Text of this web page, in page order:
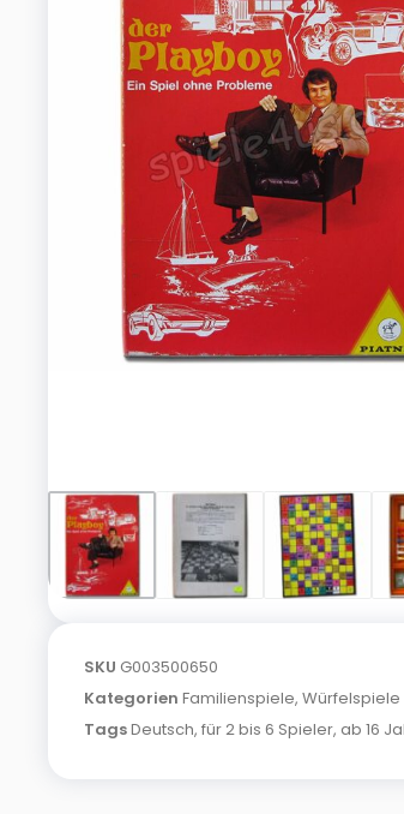
SKU G003500650
Kategorien Familienspiele, Würfelspiele
TagsDeutsch, für 2 bis 6 Spieler, ab 16